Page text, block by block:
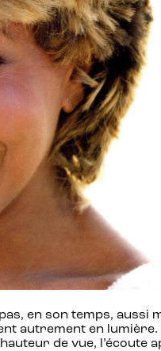
en son temps,
autrement en lumière.
de vue, l’écoute